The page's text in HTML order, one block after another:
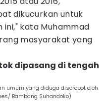
dikucurkan untuk
kata Muhammad
masyarakat yang
dipasang di tengah
umum yang diduga diserobot oleh
Bambang Suhandoko)